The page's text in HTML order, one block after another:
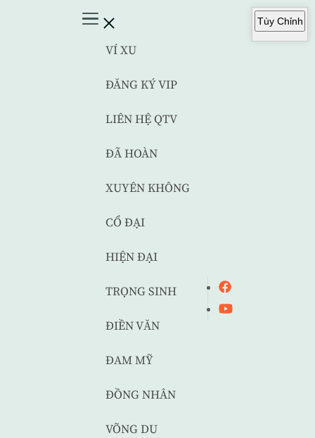
VÍ XU
ĐĂNG KÝ VIP
LIÊN HỆ QTV
ĐÃ HOÀN
XUYÊN KHÔNG
CỔ ĐẠI
HIỆN ĐẠI
TRỌNG SINH
ĐIỀN VĂN
ĐAM MỸ
ĐỒNG NHÂN
VÕNG DU
Tùy Chỉnh